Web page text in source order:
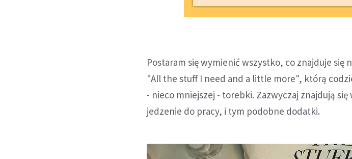
Postaram się wymienić wszystko, co znajduje się
"All the stuff I need and a little more", którą
- nieco mniejszej - torebki. Zazwyczaj znajdują
jedzenie do pracy, i tym podobne dodatki.